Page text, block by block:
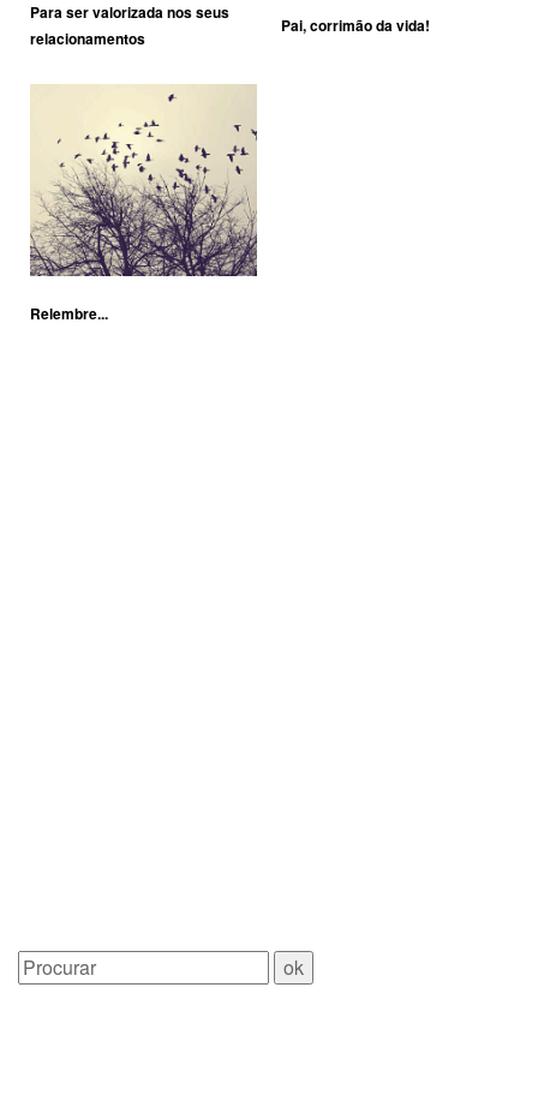
Para ser valorizada nos seus
relacionamentos
Pai, corrimão da vida!
Relembre...